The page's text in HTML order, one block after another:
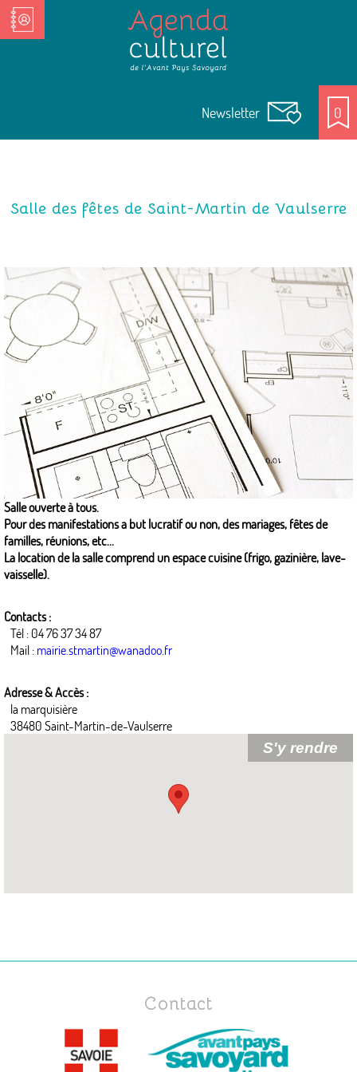
Nos Acteurs culturels
Newsletter 0
Salle des fêtes de Saint-Martin de Vaulserre
Salle ouverte à tous.
Pour des manifestations a but lucratif ou non, des mariages, fêtes de
familles, réunions, etc...
La location de la salle comprend un espace cuisine (frigo, gazinière, lave-
vaisselle).
Contacts :
Tél : 04 76 37 34 87
Mail :mairie.stmartin@wanadoo.fr
Adresse & Accès :
la marquisière
38480 Saint-Martin-de-Vaulserre
Contact